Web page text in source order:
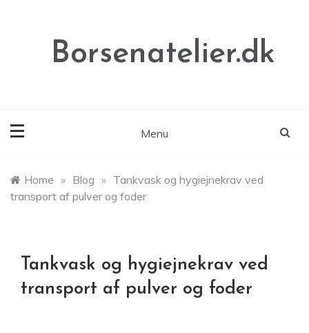
Borsenatelier.dk
Menu
Home » Blog » Tankvask og hygiejnekrav ved
transport af pulver og foder
Tankvask og hygiejnekrav ved
transport af pulver og foder